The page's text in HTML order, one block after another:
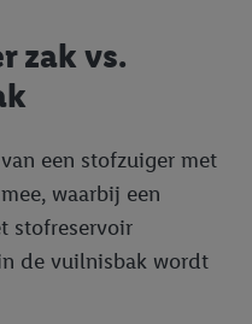
zak vs.
een stofzuiger met
waarbij een
stofreservoir
de vuilnisbak wordt